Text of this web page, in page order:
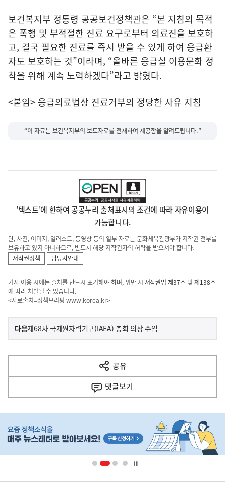
보건복지부 정통령 공공보건정책관은 “본 지침의 목적
은 폭행 및 부적절한 진료 요구로부터 의료진을 보호하
고, 결국 필요한 진료를 즉시 받을 수 있게 하여 응급환
자도 보호하는 것”이라며, “올바른 응급실 이용문화 정
착을 위해 계속 노력하겠다”라고 밝혔다.
<붙임> 응급의료법상 진료거부의 정당한 사유 지침
“이 자료는 보건복지부의 보도자료를 전재하여 제공함을 알려드립니다.”
'텍스트'에 한하여 공공누리 출처표시의 조건에 따라 자유이용이
가능합니다.
단, 사진, 이미지, 일러스트, 동영상 등의 일부 자료는 문화체육관광부가 저작권 전부를
보유하고 있지 아니하므로, 반드시 해당 저작권자의 허락을 받으셔야 합니다.
저작권정책
담당자안내
기사 이용 시에는 출처를 반드시 표기해야 하며, 위반 시 저작권법 제37조 및제138조
에 따라 처벌될 수 있습니다.
<자료출처=정책브리핑 www.korea.kr>
이
전
다
음
다음기
사
제68차 국제원자력기구(IAEA) 총회 의장 수임
공유
열
기
댓글보기
단
영